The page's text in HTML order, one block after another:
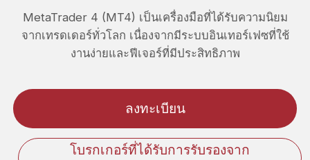
MetaTrader 4 (MT4) เป็นเครื่องมือที่ได้รับความนิยม
จากเทรดเดอร์ทั่วโลก เนื่องจากมีระบบอินเทอร์เฟซที่ใช้
งานง่ายและฟีเจอร์ที่มีประสิทธิภาพ
ลงทะเบียน
โบรกเกอร์ที่ได้รับการรับรองจาก